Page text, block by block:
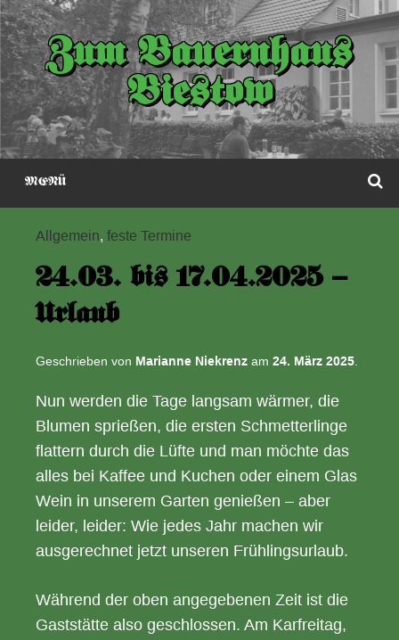
Zum
Inhalt
springenZum Bauernhaus
Biestow
MENÜ
Allgemein, feste Termine
24.03. bis 17.04.2025 –
Urlaub
Geschrieben von Marianne Niekrenz am 24. März 2025.
Nun werden die Tage langsam wärmer, die
Blumen sprießen, die ersten Schmetterlinge
flattern durch die Lüfte und man möchte das
alles bei Kaffee und Kuchen oder einem Glas
Wein in unserem Garten genießen – aber
leider, leider: Wie jedes Jahr machen wir
ausgerechnet jetzt unseren Frühlingsurlaub.
Während der oben angegebenen Zeit ist die
Gaststätte also geschlossen. Am Karfreitag,